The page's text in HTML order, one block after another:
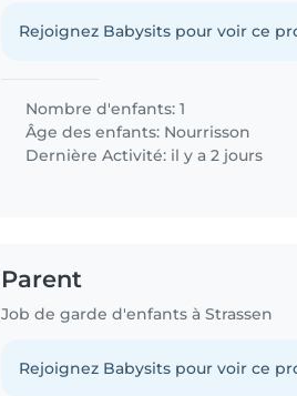
Rejoignez Babysits pour voir ce
Nombre d'enfants: 1
Âge des enfants: Nourrisson
Dernière Activité: il y a 2 jours
Parent
Job de garde d'enfants à Strassen
Rejoignez Babysits pour voir ce